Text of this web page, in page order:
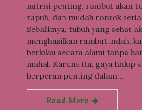
nutrisi penting, rambut akan
rapuh, dan mudah rontok
Sebaliknya, tubuh yang sehat
menghasilkan rambut indah,
berkilau secara alami tanpa
mahal. Karena itu, gaya hidup
berperan penting dalam…
Read More